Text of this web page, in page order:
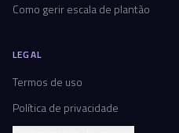
Como gerir escala de plantão
LEGAL
Termos de uso
Política de privacidade